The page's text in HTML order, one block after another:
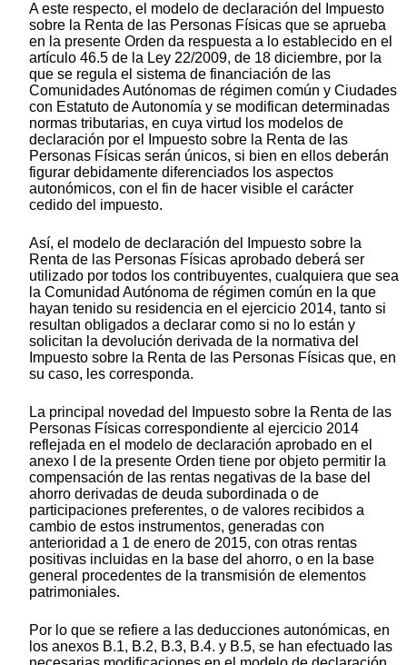
A este respecto, el modelo de declaración del Impuesto
sobre la Renta de las Personas Físicas que se aprueba
en la presente Orden da respuesta a lo establecido en el
artículo 46.5 de la Ley 22/2009, de 18 diciembre, por la
que se regula el sistema de financiación de las
Comunidades Autónomas de régimen común y Ciudades
con Estatuto de Autonomía y se modifican determinadas
normas tributarias, en cuya virtud los modelos de
declaración por el Impuesto sobre la Renta de las
Personas Físicas serán únicos, si bien en ellos deberán
figurar debidamente diferenciados los aspectos
autonómicos, con el fin de hacer visible el carácter
cedido del impuesto.
Así, el modelo de declaración del Impuesto sobre la
Renta de las Personas Físicas aprobado deberá ser
utilizado por todos los contribuyentes, cualquiera que sea
la Comunidad Autónoma de régimen común en la que
hayan tenido su residencia en el ejercicio 2014, tanto si
resultan obligados a declarar como si no lo están y
solicitan la devolución derivada de la normativa del
Impuesto sobre la Renta de las Personas Físicas que, en
su caso, les corresponda.
La principal novedad del Impuesto sobre la Renta de las
Personas Físicas correspondiente al ejercicio 2014
reflejada en el modelo de declaración aprobado en el
anexo I de la presente Orden tiene por objeto permitir la
compensación de las rentas negativas de la base del
ahorro derivadas de deuda subordinada o de
participaciones preferentes, o de valores recibidos a
cambio de estos instrumentos, generadas con
anterioridad a 1 de enero de 2015, con otras rentas
positivas incluidas en la base del ahorro, o en la base
general procedentes de la transmisión de elementos
patrimoniales.
Por lo que se refiere a las deducciones autonómicas, en
los anexos B.1, B.2, B.3, B.4. y B.5, se han efectuado las